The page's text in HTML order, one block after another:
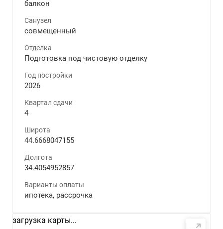
балкон
Санузел
совмещенный
Отделка
Подготовка под чистовую отделку
Год постройки
2026
Квартал сдачи
4
Широта
44.6668047155
Долгота
34.4054952857
Варианты оплаты
ипотека, рассрочка
загрузка карты...